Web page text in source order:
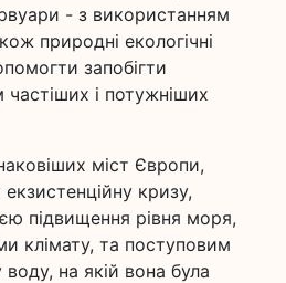
- з використанням
природні екологічні
запобігти
частіших і потужніших
міст Європи,
кризу,
підвищення рівня моря,
клімату, та поступовим
на якій вона була